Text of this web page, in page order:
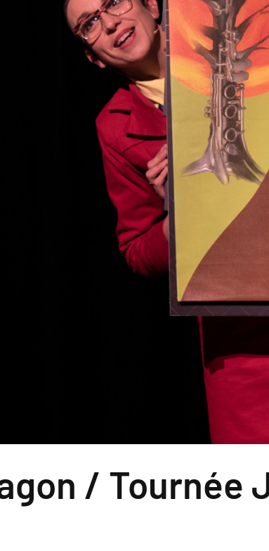
/ Tournée